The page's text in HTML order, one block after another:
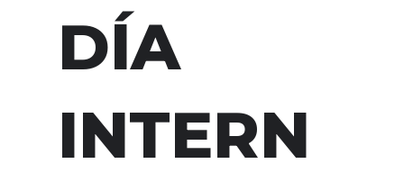
DÍA
INTERN